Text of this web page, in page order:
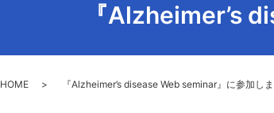
『Alzheimer’s
HOME 『Alzheimer’s disease Web seminar』に参加しま